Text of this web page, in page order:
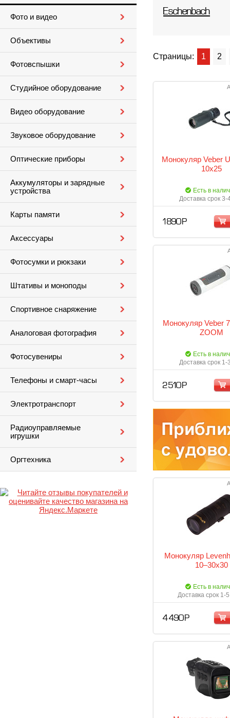
Фото и видео
Объективы
Фотовспышки
Студийное оборудование
Видео оборудование
Звуковое оборудование
Оптические приборы
Аккумуляторы и зарядные
устройства
Карты памяти
Аксессуары
Фотосумки и рюкзаки
Штативы и моноподы
Спортивное снаряжение
Аналоговая фотография
Фотосувениры
Телефоны и смарт-часы
Электротранспорт
Радиоуправляемые
игрушки
Оргтехника
Eschenbach
Страницы: 1 2
Монокуляр Veber
10x25
Есть в
Доставка срок 3-
1 890 Р
Монокуляр Veber
ZOOM
Есть в
Доставка срок 1-
2 510 Р
Монокуляр
10–30х30
Есть в
Доставка срок 1-
4 490 Р